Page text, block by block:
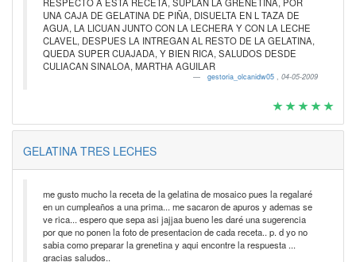
UNA CAJA DE GELATINA DE PIÑA, DISUELTA EN L TAZA DE
AGUA, LA LICUAN JUNTO CON LA LECHERA Y CON LA LECHE
CLAVEL, DESPUES LA INTREGAN AL RESTO DE LA GELATINA,
QUEDA SUPER CUAJADA, Y BIEN RICA, SALUDOS DESDE
CULIACAN SINALOA, MARTHA AGUILAR
gestoria_olcanidw05 , 04-05-2009
GELATINA TRES LECHES
me gusto mucho la receta de la gelatina de mosaico pues la regalaré
en un cumpleaños a una prima... me sacaron de apuros y ademas se
ve rica... espero que sepa asi jajjaa bueno les daré una sugerencia
por que no ponen la foto de presentacion de cada receta.. p. d yo no
sabia como preparar la grenetina y aqui encontre la respuesta ...
gracias saludos..